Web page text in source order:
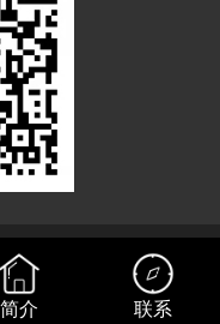
公司 备案号：
赣ICP备
网站地图 sitemap
简介 联系